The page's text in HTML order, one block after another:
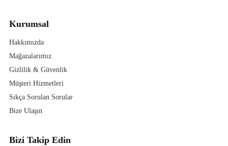
Kurumsal
Hakkımızda
Mağazalarımız
Gizlilik & Güvenlik
Müşteri Hizmetleri
Sıkça Sorulan Sorular
Bize Ulaşın
Bizi Takip Edin